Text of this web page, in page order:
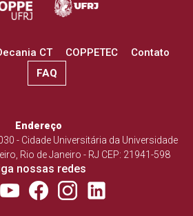
CT COPPETEC
Contato
FAQ
Endereço
- Cidade Universitária da Universidade
Rio de Janeiro - RJ CEP: 21941-598
nossas redes